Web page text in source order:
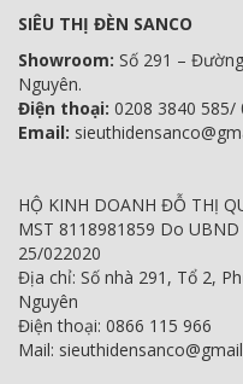
SIÊU THỊ ĐÈN SANCO
Showroom: Số 291 –
Nguyên.
Điện thoại: 0208 3840 585/
Email:
HỘ KINH DOANH ĐỖ THỊ
MST 8118981859 Do
25/022020
Địa chỉ: Số nhà 291, Tổ 2,
Nguyên
Điện thoại: 0866 115 966
Mail: